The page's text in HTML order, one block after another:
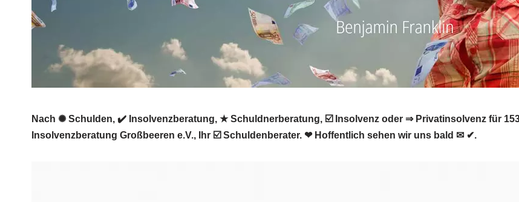
Nach ✺ Schulden, ✔️ Insolvenzberatung, ★ Schuldnerberatung, ☑️ Insolvenz oder ⇒ Privatinsolvenz für
Insolvenzberatung Großbeeren e.V., Ihr ☑️ Schuldenberater. ❤ Hoffentlich sehen wir uns bald ✉ ✔.